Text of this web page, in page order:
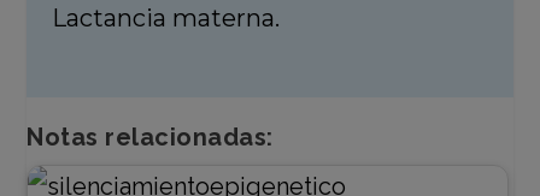
Lactancia materna.
Notas relacionadas: